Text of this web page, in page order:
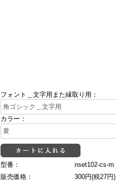
フォント＿文字用また縁取り用：
カラー：
型番：
nset102-cs-m
販売価格：
300円(税27円)